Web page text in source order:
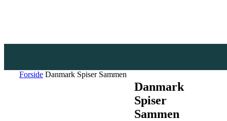
Forside Danmark Spiser Sammen
Danmark
Spiser
Sammen